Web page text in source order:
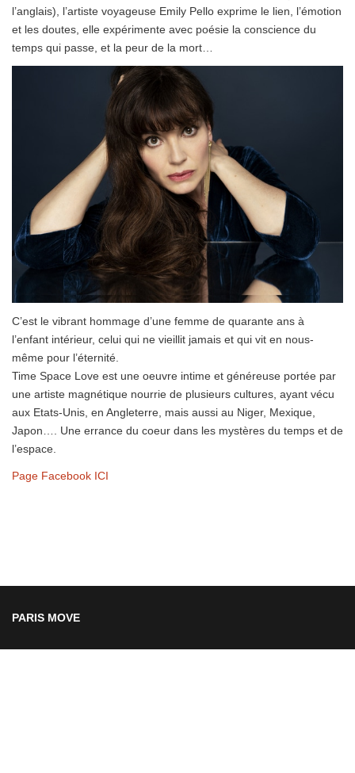
l’anglais), l’artiste voyageuse Emily Pello exprime le lien, l’émotion
et les doutes, elle expérimente avec poésie la conscience du
temps qui passe, et la peur de la mort…
C’est le vibrant hommage d’une femme de quarante ans à
l’enfant intérieur, celui qui ne vieillit jamais et qui vit en nous-
même pour l’éternité.
Time Space Love est une oeuvre intime et généreuse portée par
une artiste magnétique nourrie de plusieurs cultures, ayant vécu
aux Etats-Unis, en Angleterre, mais aussi au Niger, Mexique,
Japon…. Une errance du coeur dans les mystères du temps et de
l’espace.
Page Facebook ICI
PARIS MOVE